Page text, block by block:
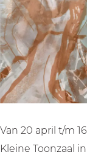
n
e
e
n
e
i
e
n
e
Van 20 april t/m
Kleine Toonzaal